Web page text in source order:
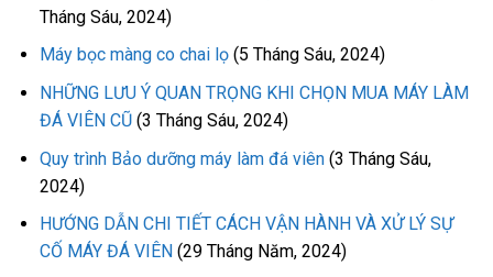
Tháng Sáu, 2024)
Máy bọc màng co chai lọ (5 Tháng Sáu, 2024)
NHỮNG LƯU Ý QUAN TRỌNG KHI CHỌN MUA MÁY LÀM
ĐÁ VIÊN CŨ (3 Tháng Sáu, 2024)
Quy trình Bảo dưỡng máy làm đá viên (3 Tháng Sáu,
2024)
HƯỚNG DẪN CHI TIẾT CÁCH VẬN HÀNH VÀ XỬ LÝ SỰ
CỐ MÁY ĐÁ VIÊN (29 Tháng Năm, 2024)